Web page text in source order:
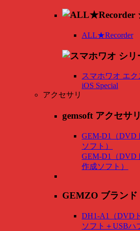
ALL★Recorder
スマホワオ エ
iOS Special
アクセサリ
gemsoft アクセサリ
GEM-D1（DVD
ソフト）
GEM-D1（DVD
作成ソフト）
GEMZO ブランド
DH1-A1（DVD
ソフト＋USBハ